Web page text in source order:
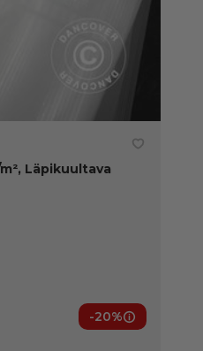
Läpikuultava
-20%
Jäsenedut